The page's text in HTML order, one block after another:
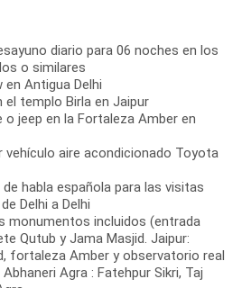
diario para 06 noches en los
o similares
en Antigua Delhi
el templo Birla en Jaipur
jeep en la Fortaleza Amber en
vehículo aire acondicionado Toyota
habla española para las visitas
Delhi a Delhi
monumentos incluidos (entrada
Qutub y Jama Masjid. Jaipur:
fortaleza Amber y observatorio real
Agra : Fatehpur Sikri, Taj